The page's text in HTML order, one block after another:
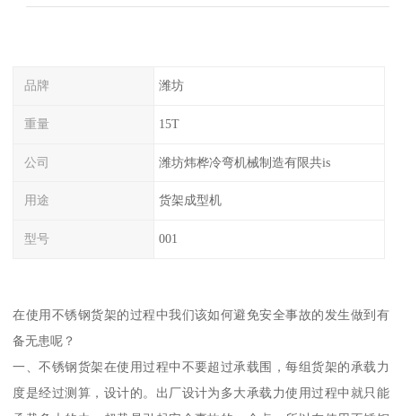
品牌 潍坊
重量 15T
公司 潍坊炜桦冷弯机械制造有限共is
用途 货架成型机
型号 001
在使用不锈钢货架的过程中我们该如何避免安全事故的发生做到有
备无患呢？
一、不锈钢货架在使用过程中不要超过承载围，每组货架的承载力
度是经过测算，设计的。出厂设计为多大承载力使用过程中就只能